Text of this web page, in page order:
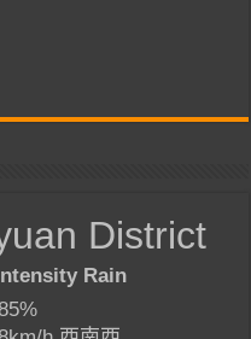
District
Rain